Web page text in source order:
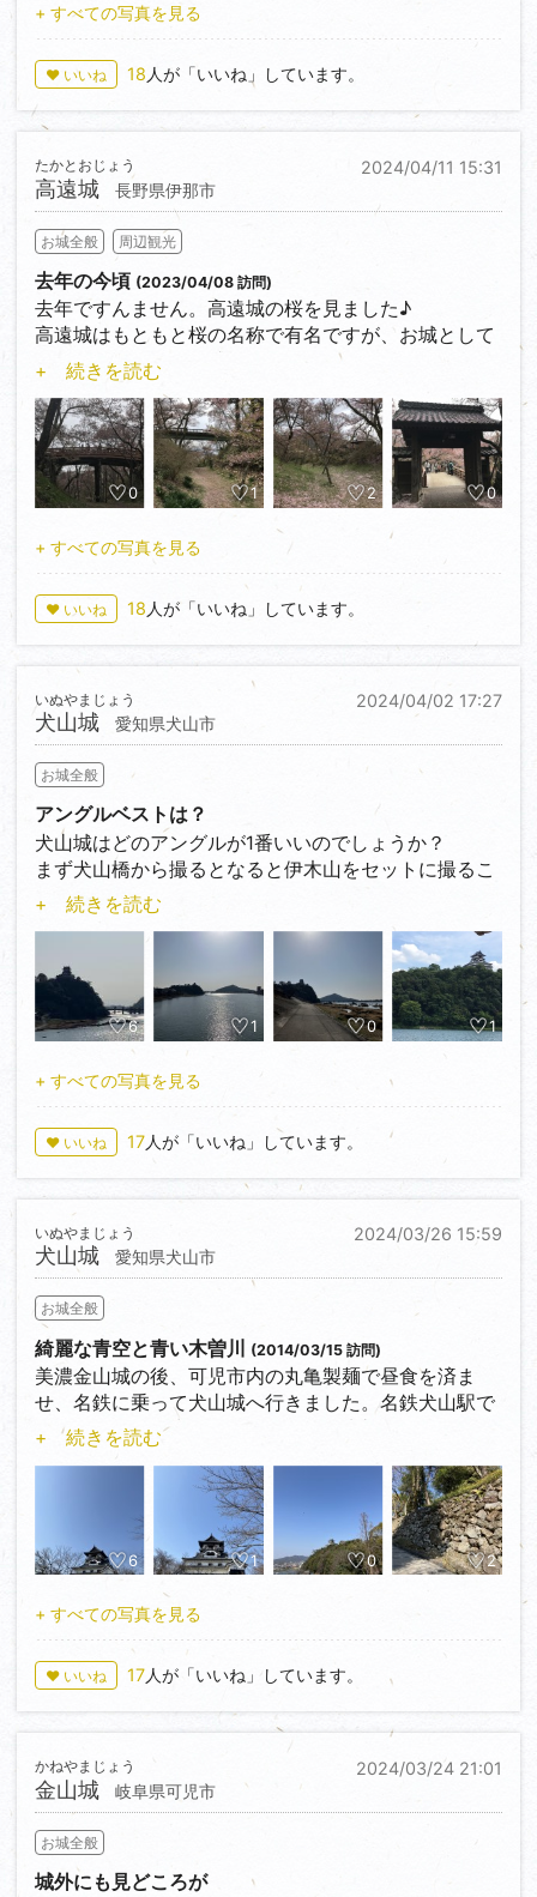
がかつては建っていたそうですが、廃城になった後は
小学校の運動場になったそうです。また少し離れた相
橋という橋の下の小さな川沿いに石垣が綺麗に残って
ました。
満足のいく遺構なのですが、毛虫が大量にいるのと、
んなに怖い生き物がいるのは残念でした。
+ すべての写真を見る
♥ いいね 18人が「いいね」しています。
2024/04/11 15:31
高遠城
たかとおじょう
長野県伊那市
お城全般 周辺観光
去年の今頃 (2023/04/08 訪問)
去年ですんません。高遠城の桜を見ました♪
高遠城はもともと桜の名称で有名ですが、お城として
の面影は今はあまり感じられませんでした。道路など
に犬走りや追手門の標柱がありましたがあまりその痕
跡は見当たらず。正直なんでこれが100名城なのと疑
問に思いました。
ただ肉球さんの投稿を見て結構見どころがあることも
知ったのでまたいけたらと思っています。
しょうか？大手門は確か現存で、太鼓櫓も現存だそう
です。
堀切は素晴らしかったです。石垣もちょろっと残って
ました。
また高遠城の近くには高遠ダムと勝間薬師堂がありま
高遠ダムは綺麗な高遠湖と綺麗な山をセットで撮るこ
とができます。
勝間薬師堂には樹齢140年の枝垂れ桜が咲き誇り、
1603年に建てられた薬師堂が今も現存しています。ぜ
ひ合わせて行ってみてください。
評価★★☆☆☆
+ 続きを読む
0 1 2 0
+ すべての写真を見る
♥ いいね 18 人が「いいね」しています。
2024/04/02 17:27
犬山城
いぬやまじょう
愛知県犬山市
お城全般
アングルベストは？
犬山城はどのアングルが1番いいのでしょうか？
まず犬山橋から撮るとなると伊木山をセットに撮るこ
とができ、綺麗な写真が撮れます。ただ欠点としては
犬山城から少し離れるのでドアップしないと天守が小
さくなってしまいます。
次に木曽川から。これは遊覧船に乗れば撮れます。木
曽川から撮ると結構綺麗ですよ。多分これがベストア
ングルだと思うのですが、お金がかかりますね。
最後に岐阜県側から撮ると、これも結構綺麗に撮れま
す。春には桜と一緒に撮ることもできます。
アングルはこんな感じです。よかったら参考にしてく
ださい…
+ 続きを読む
6 1 0 1
+ すべての写真を見る
♥ いいね 17人が「いいね」しています。
2024/03/26 15:59
犬山城
いぬやまじょう
愛知県犬山市
お城全般
綺麗な青空と青い木曽川 (2014/03/15 訪問)
美濃金山城の後、可児市内の丸亀製麺で昼食を済ま
せ、名鉄に乗って犬山城へ行きました。名鉄犬山駅で
降りてそこから歩いていきました。失礼ではあります
が、金山城の時とは大違いで犬山駅周辺には人がたく
さんおり、歩きにくい感じでした。途中城下町を通っ
て行きました。城下町を訪れるのは2年ぶりで、2年前
城下町にて飛騨牛のたこ焼きを買ったつもりが普通の
たこ焼きを買ってしまったというドジなことをしてし
まいました。ちなみに僕はタコが苦手なので尚更最悪
でした。でも美味しかったです♪
そんな話はどうでもいいとして、城下町を歩いている
とこの前イオさんが犬山城周辺の史跡探検の投稿をさ
れていましたので、僕も注意しながら歩いていると、
江戸時代の武家屋敷や大手門発掘調査地も確認できま
した。大手門の発掘調査見たかったです…。そうそう
そういえば坂本城の石垣、せっかく見つかったのに立
ち入りが今禁止されているそうです。人が集まりすぎ
るリスクもあると思いますが、なんとか調査結果をこ
れから先も見せて欲しいものです。
+ 続きを読む
6 1 0 2
+ すべての写真を見る
♥ いいね 17人が「いいね」しています。
2024/03/24 21:01
金山城
かねやまじょう
岐阜県可児市
お城全般
城外にも見どころが